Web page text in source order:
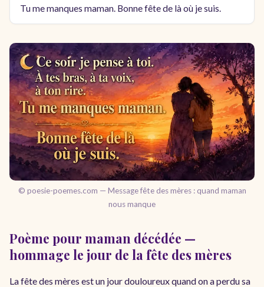
Tu me manques maman. Bonne fête de là où je suis.
© poesie-poemes.com — Message fête des mères : quand maman
nous manque
Poème pour maman décédée —
hommage le jour de la fête des mères
La fête des mères est un jour douloureux quand on a perdu sa